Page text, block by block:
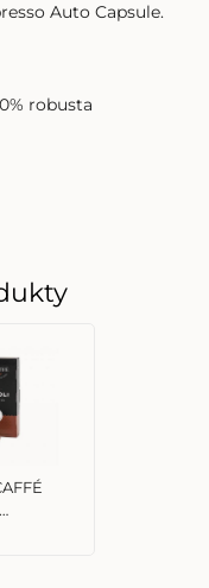
Auto Capsule.
robusta